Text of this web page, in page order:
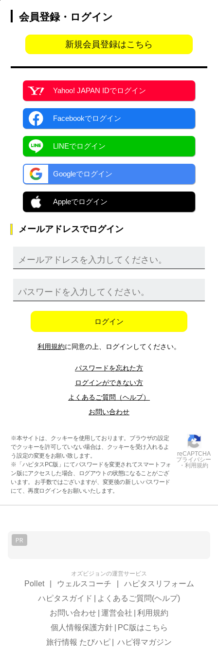
会員登録・ログイン
新規会員登録はこちら
Yahoo! JAPAN IDでログイン
Facebookでログイン
LINEでログイン
Googleでログイン
Appleでログイン
メールアドレスでログイン
ログイン
利用規約に同意の上、ログインしてください。
パスワードを忘れた方
ログインができない方
よくあるご質問（ヘルプ）
お問い合わせ
※本サイトは、クッキーを使用しております。ブラウザの設定
でクッキーを許可していない場合は、クッキーを受け入れるよ
う設定の変更をお願い致します。
※「ハピタスPC版」にてパスワードを変更されてスマートフォ
ン版にアクセスした場合、ログアウトの状態になることがござ
います。 お手数ではございますが、変更後の新しいパスワード
にて、再度ログインをお願いいたします。
reCAPTCHA
プライバシー
・利用規約
PR
オズビジョンの運営サービス
Pollet ウェルスコーチ
ハピタスリフォーム
ハピタスガイド
よくあるご質問(ヘルプ)
お問い合わせ 運営会社
利用規約
個人情報保護方針
PC版はこちら
旅行情報 たびハピ
ハピ得マガジン